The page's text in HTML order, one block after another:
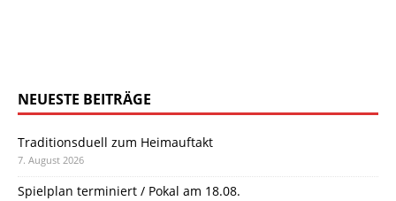
NEUESTE BEITRÄGE
Traditionsduell zum Heimauftakt
7. August 2026
Spielplan terminiert / Pokal am 18.08.